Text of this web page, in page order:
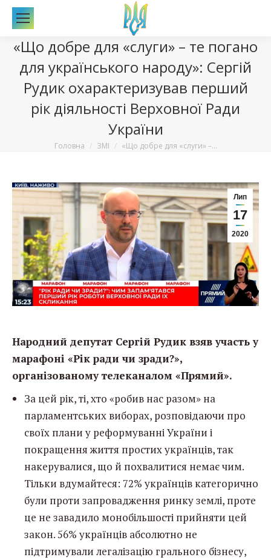
«Що добре для «слуги» – те погано
для українського народу»: Сергій
Рудик охарактеризував перший
рік діяльності Верховної Ради
України
Вы здесь:
Головна ЗМІ «Що добре для «слуги» –…
Лип
17
2020
Народний депутат Сергій Рудик взяв участь у
марафоні «Рік ради чи зради?»,
організованому телеканалом «Прямий».
За цей рік, ті, хто «робив нас разом» на
парламентських виборах, розповідаючи про
своїх плани у реформуванні України і
покращення життя простих українців, так
накерувалися, що й похвалитися немає чим.
Тільки вдумайтеся: 72% українців категорично
були проти запровадження ринку землі, проте
це не завадило монобільшості прийняти цей
закон. 56% українців абсолютно не
підтримували легалізацію грального бізнесу,